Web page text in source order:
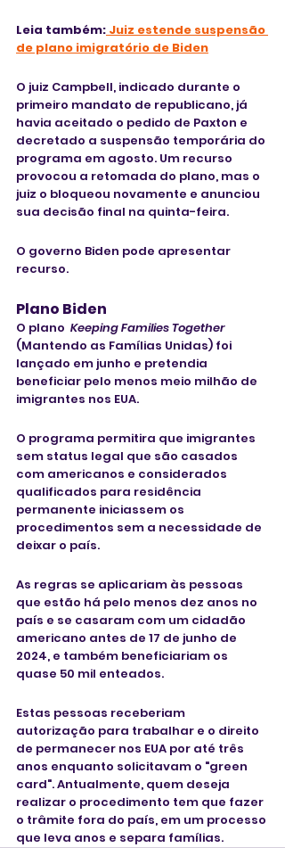
Leia também: Juiz estende suspensão
de plano imigratório de Biden
O juiz Campbell, indicado durante o
primeiro mandato de republicano, já
havia aceitado o pedido de Paxton e
decretado a suspensão temporária do
programa em agosto. Um recurso
provocou a retomada do plano, mas o
juiz o bloqueou novamente e anunciou
sua decisão final na quinta-feira.
O governo Biden pode apresentar
recurso.
Plano Biden
O plano Keeping Families Together
(Mantendo as Famílias Unidas) foi
lançado em junho e pretendia
beneficiar pelo menos meio milhão de
imigrantes nos EUA.
O programa permitira que imigrantes
sem status legal que são casados
com americanos e considerados
qualificados para residência
permanente iniciassem os
procedimentos sem a necessidade de
deixar o país.
As regras se aplicariam às pessoas
que estão há pelo menos dez anos no
país e se casaram com um cidadão
americano antes de 17 de junho de
2024, e também beneficiariam os
quase 50 mil enteados.
Estas pessoas receberiam
autorização para trabalhar e o direito
de permanecer nos EUA por até três
anos enquanto solicitavam o "green
card". Antualmente, quem deseja
realizar o procedimento tem que fazer
o trâmite fora do país, em um processo
que leva anos e separa famílias.